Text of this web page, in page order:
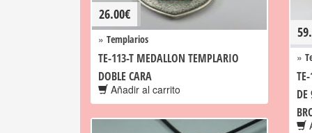
26.00€
» Templarios
TE-113-T MEDALLON TEMPLARIO
DOBLE CARA
Añadir al carrito
»
DE